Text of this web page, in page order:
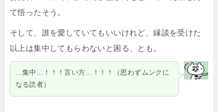
て悟ったそう。
そして、誰を愛していてもいいけれど、縁談を受けた
以上は集中してもらわないと困る、とも。
…集中…！！！言い方…！！！（思わずムンクに
なる読者）